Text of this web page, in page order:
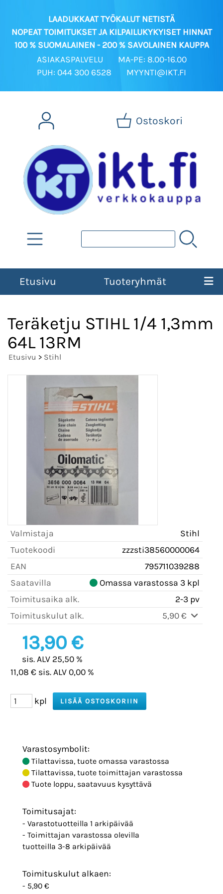
LAADUKKAAT TYÖKALUT NETISTÄ
NOPEAT TOIMITUKSET JA KILPAILUKYKYISET HINNAT
100 % SUOMALAINEN - 200 % SAVOLAINEN KAUPPA
ASIAKASPALVELU
MA-PE: 8.00-16.00
PUH: 044 300 6528
MYYNTI@IKT.FI
Ostoskori
Etusivu Tuoteryhmät
Teräketju STIHL 1/4 1,3mm
64L 13RM
Etusivu > Stihl
Valmistaja
Stihl
Tuotekoodi
zzzsti38560000064
EAN
795711039288
Saatavilla
Omassa varastossa 3 kpl
Toimitusaika alk.
2-3 pv
Toimituskulut alk.
5,90 €
13,90 €
sis. ALV 25,50 %
11,08 € sis. ALV 0,00 %
kpl
Varastosymbolit:
Tilattavissa, tuote omassa varastossa
Tilattavissa, tuote toimittajan varastossa
Tuote loppu, saatavuus kysyttävä
Toimitusajat:
- Varastotuotteilla 1 arkipäivää
- Toimittajan varastossa olevilla
tuotteilla 3-8 arkipäivää
Toimituskulut alkaen:
- 5,90 €